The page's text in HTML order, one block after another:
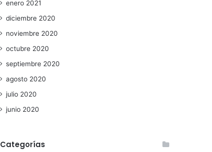
enero 2021
diciembre 2020
noviembre 2020
octubre 2020
septiembre 2020
agosto 2020
julio 2020
junio 2020
Categorías